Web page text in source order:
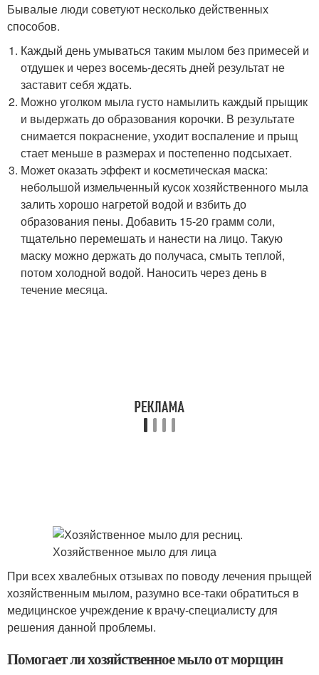
Бывалые люди советуют несколько действенных
способов.
Каждый день умываться таким мылом без примесей и
отдушек и через восемь-десять дней результат не
заставит себя ждать.
Можно уголком мыла густо намылить каждый прыщик
и выдержать до образования корочки. В результате
снимается покраснение, уходит воспаление и прыщ
стает меньше в размерах и постепенно подсыхает.
Может оказать эффект и косметическая маска:
небольшой измельченный кусок хозяйственного мыла
залить хорошо нагретой водой и взбить до
образования пены. Добавить 15-20 грамм соли,
тщательно перемешать и нанести на лицо. Такую
маску можно держать до получаса, смыть теплой,
потом холодной водой. Наносить через день в
течение месяца.
При всех хвалебных отзывах по поводу лечения прыщей
хозяйственным мылом, разумно все-таки обратиться в
медицинское учреждение к врачу-специалисту для
решения данной проблемы.
Помогает ли хозяйственное мыло от морщин